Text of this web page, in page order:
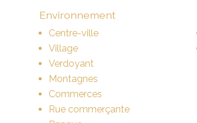
Environnement
Centre-ville
Village
Verdoyant
Montagnes
Commerces
Rue commerçante